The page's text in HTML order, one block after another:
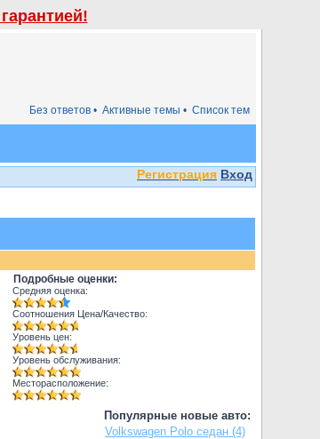
Список тем
Активные темы •
Без ответов •
Регистрация Вход
Подробные оценки:
Средняя оценка:
Соотношения Цена/Качество:
Уровень цен:
Уровень обслуживания:
Месторасположение:
Популярные новые авто:
Volkswagen Polo седан (4)